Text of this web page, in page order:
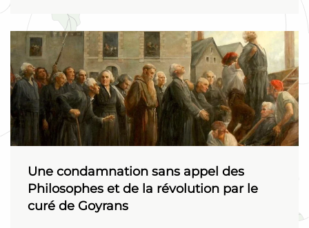
Une condamnation sans appel des
Philosophes et de la révolution par le
curé de Goyrans